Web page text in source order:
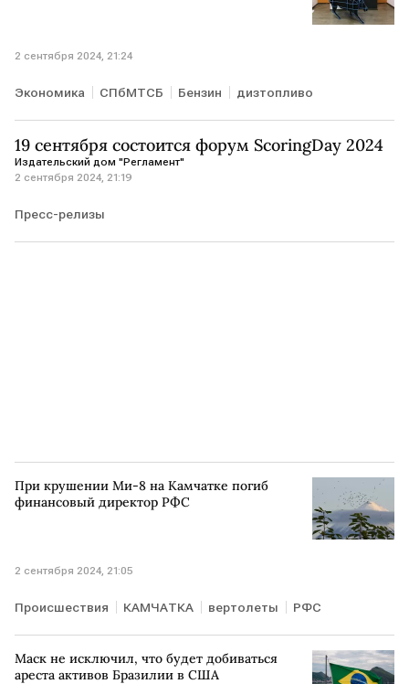
2 сентября 2024, 21:24
Экономика СПбМТСБ Бензин дизтопливо
19 сентября состоится форум ScoringDay 2024
Издательский дом "Регламент"
2 сентября 2024, 21:19
Пресс-релизы
При крушении Ми-8 на Камчатке погиб
финансовый директор РФС
2 сентября 2024, 21:05
Происшествия КАМЧАТКА вертолеты РФС
Маск не исключил, что будет добиваться
ареста активов Бразилии в США